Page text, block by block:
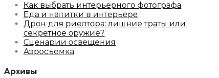
Как выбрать интерьерного фотографа
Еда и напитки в интерьере
Дрон для риелтора: лишние траты или
секретное оружие?
Сценарии освещения
Аэросъемка
Архивы